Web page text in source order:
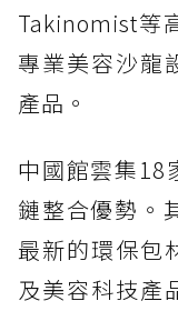
Takinomist等
專業美容沙龍
產品。
中國館雲集18
鏈整合優勢。
最新的環保包
及美容科技產